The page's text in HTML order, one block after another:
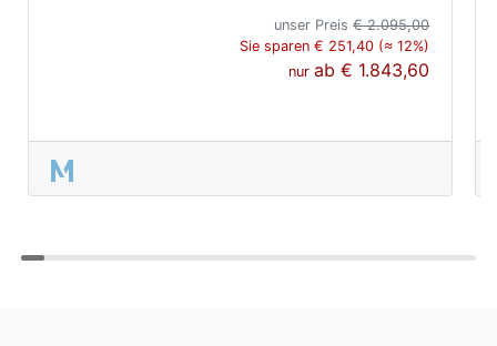
unser Preis€ 2.095,00
Sie sparen € 251,40 (≈ 12%)
nurab€ 1.843,60